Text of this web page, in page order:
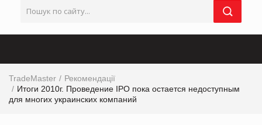
TradeMaster
Рекомендації
Итоги 2010г. Проведение IPO пока остается недоступным
для многих украинских компаний